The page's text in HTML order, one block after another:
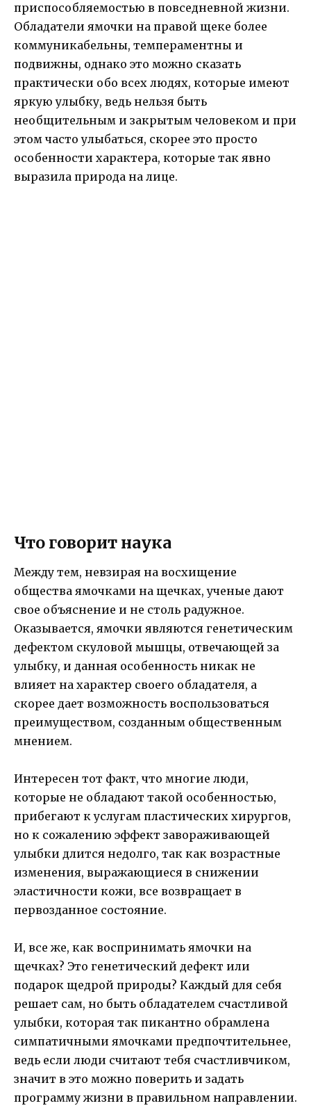
приспособляемостью в повседневной жизни.
Обладатели ямочки на правой щеке более
коммуникабельны, темпераментны и
подвижны, однако это можно сказать
практически обо всех людях, которые имеют
яркую улыбку, ведь нельзя быть
необщительным и закрытым человеком и при
этом часто улыбаться, скорее это просто
особенности характера, которые так явно
выразила природа на лице.
Что говорит наука
Между тем, невзирая на восхищение
общества ямочками на щечках, ученые дают
свое объяснение и не столь радужное.
Оказывается, ямочки являются генетическим
дефектом скуловой мышцы, отвечающей за
улыбку, и данная особенность никак не
влияет на характер своего обладателя, а
скорее дает возможность воспользоваться
преимуществом, созданным общественным
мнением.
Интересен тот факт, что многие люди,
которые не обладают такой особенностью,
прибегают к услугам пластических хирургов,
но к сожалению эффект завораживающей
улыбки длится недолго, так как возрастные
изменения, выражающиеся в снижении
эластичности кожи, все возвращает в
первозданное состояние.
И, все же, как воспринимать ямочки на
щечках? Это генетический дефект или
подарок щедрой природы? Каждый для себя
решает сам, но быть обладателем счастливой
улыбки, которая так пикантно обрамлена
симпатичными ямочками предпочтительнее,
ведь если люди считают тебя счастливчиком,
значит в это можно поверить и задать
программу жизни в правильном направлении.